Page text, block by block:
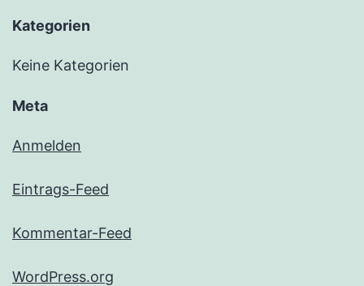
Kategorien
Keine Kategorien
Meta
Anmelden
Eintrags-Feed
Kommentar-Feed
WordPress.org